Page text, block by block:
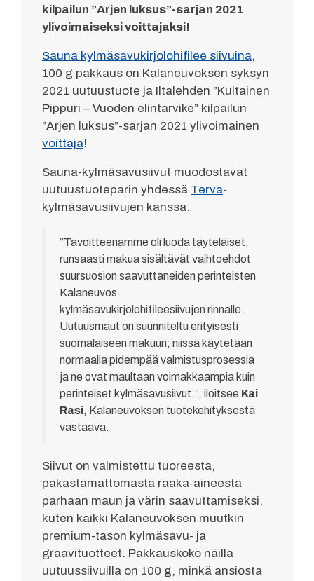
kilpailun ”Arjen luksus”-sarjan 2021
ylivoimaiseksi voittajaksi!
Sauna kylmäsavukirjolohifilee siivuina,
100 g pakkaus on Kalaneuvoksen syksyn
2021 uutuustuote ja Iltalehden ”Kultainen
Pippuri – Vuoden elintarvike” kilpailun
”Arjen luksus”-sarjan 2021 ylivoimainen
voittaja!
Sauna-kylmäsavusiivut muodostavat
uutuustuoteparin yhdessä Terva-
kylmäsavusiivujen kanssa.
”Tavoitteenamme oli luoda täyteläiset,
runsaasti makua sisältävät vaihtoehdot
suursuosion saavuttaneiden perinteisten
Kalaneuvos
kylmäsavukirjolohifileesiivujen rinnalle.
Uutuusmaut on suunniteltu erityisesti
suomalaiseen makuun; niissä käytetään
normaalia pidempää valmistusprosessia
ja ne ovat maultaan voimakkaampia kuin
perinteiset kylmäsavusiivut.”, iloitsee Kai
Rasi, Kalaneuvoksen tuotekehityksestä
vastaava.
Siivut on valmistettu tuoreesta,
pakastamattomasta raaka-aineesta
parhaan maun ja värin saavuttamiseksi,
kuten kaikki Kalaneuvoksen muutkin
premium-tason kylmäsavu- ja
graavituotteet. Pakkauskoko näillä
uutuussiivuilla on 100 g, minkä ansiosta